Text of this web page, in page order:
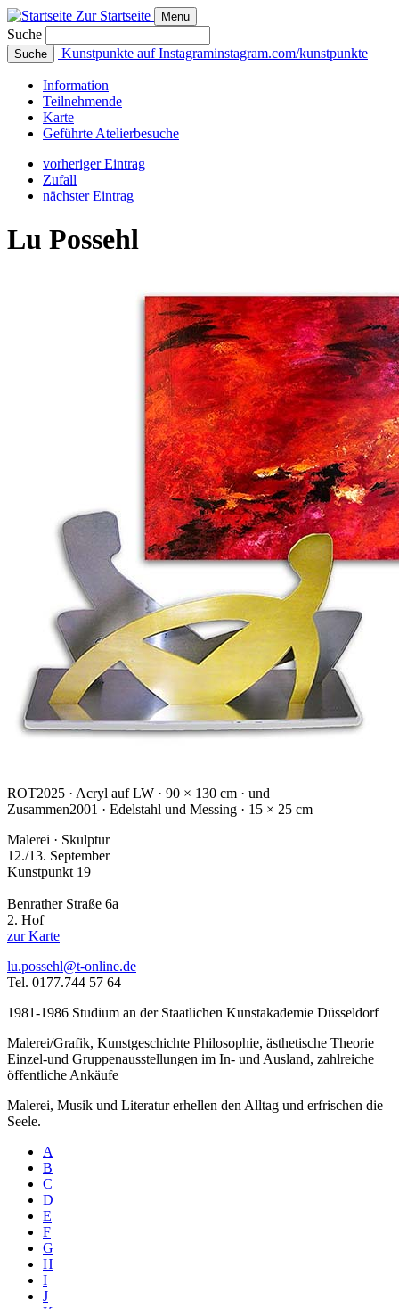
Zur Startseite Menu
Suche
Suche Kunstpunkte auf Instagraminstagram.com/kunstpunkte
Information
Teilnehmende
Karte
Geführte Atelierbesuche
vorheriger Eintrag
Zufall
nächster Eintrag
Lu Possehl
ROT2025 · Acryl auf LW · 90 × 130 cm · und
Zusammen2001 · Edelstahl und Messing · 15 × 25 cm
Malerei · Skulptur
12./13. September
Kunstpunkt 19
Benrather Straße 6a
2. Hof
zur Karte
lu.possehl@t-online.de
Tel. 0177.744 57 64
1981-1986 Studium an der Staatlichen Kunstakademie Düsseldorf
Malerei/Grafik, Kunstgeschichte Philosophie, ästhetische Theorie
Einzel-und Gruppenausstellungen im In- und Ausland, zahlreiche
öffentliche Ankäufe
Malerei, Musik und Literatur erhellen den Alltag und erfrischen die
Seele.
A
B
C
D
E
F
G
H
I
J